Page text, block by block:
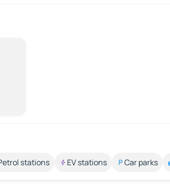
stations EV stations Car parks